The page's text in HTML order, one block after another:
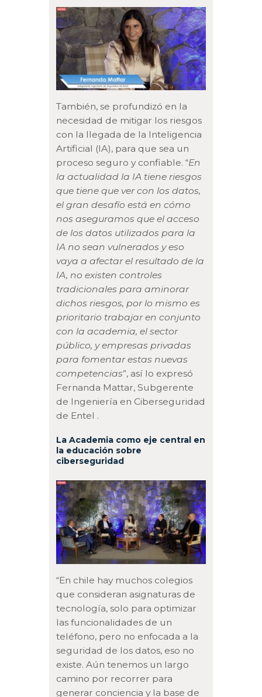
También, se profundizó en la
necesidad de mitigar los riesgos
con la llegada de la Inteligencia
Artificial (IA), para que sea un
proceso seguro y confiable. “En
la actualidad la IA tiene riesgos
que tiene que ver con los datos,
el gran desafío está en cómo
nos aseguramos que el acceso
de los datos utilizados para la
IA no sean vulnerados y eso
vaya a afectar el resultado de la
IA, no existen controles
tradicionales para aminorar
dichos riesgos, por lo mismo es
prioritario trabajar en conjunto
con la academia, el sector
público, y empresas privadas
para fomentar estas nuevas
competencias”, así lo expresó
Fernanda Mattar, Subgerente
de Ingeniería en Ciberseguridad
de Entel .
La Academia como eje central en
la educación sobre
ciberseguridad
“En chile hay muchos colegios
que consideran asignaturas de
tecnología, solo para optimizar
las funcionalidades de un
teléfono, pero no enfocada a la
seguridad de los datos, eso no
existe. Aún tenemos un largo
camino por recorrer para
generar conciencia y la base de